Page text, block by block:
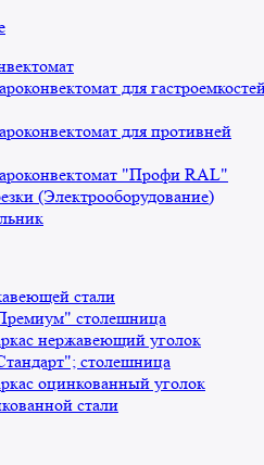
для
для противней
"Профи RAL"
(Электрооборудование)
стали
столешница
нержавеющий уголок
столешница
оцинкованный уголок
стали